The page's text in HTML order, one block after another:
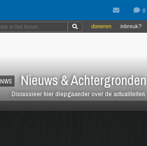
NWS Nieuws & Achtergronden
Discussieer hier diepgaander over de actualiteiten.
inbreuk?
doneren